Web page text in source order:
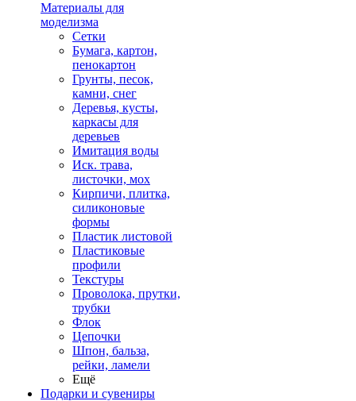
Материалы для
моделизма
Сетки
Бумага, картон,
пенокартон
Грунты, песок,
камни, снег
Деревья, кусты,
каркасы для
деревьев
Имитация воды
Иск. трава,
листочки, мох
Кирпичи, плитка,
силиконовые
формы
Пластик листовой
Пластиковые
профили
Текстуры
Проволока, прутки,
трубки
Флок
Цепочки
Шпон, бальза,
рейки, ламели
Ещё
Подарки и сувениры